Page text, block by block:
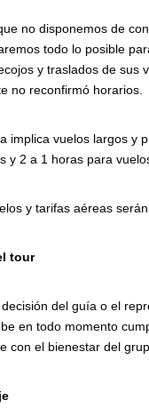
no disponemos de
todo lo posible
y traslados de sus
no reconfirmó horarios.
implica vuelos largos y
y 2 a 1 horas para
y tarifas aéreas
tour
del guía o el
en todo momento
con el bienestar del